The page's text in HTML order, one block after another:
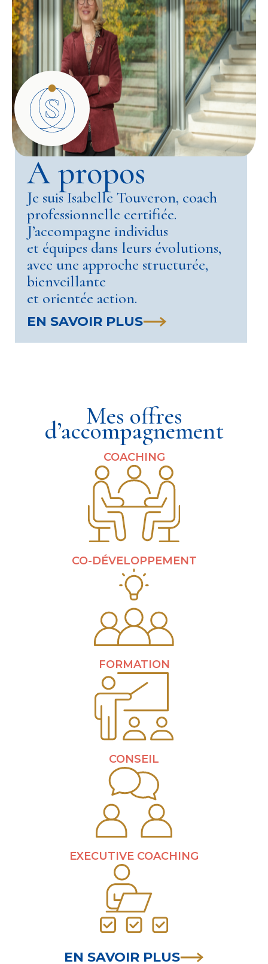
A propos
Je suis Isabelle Touveron, coach
professionnelle certifiée.
J’accompagne individus
et équipes dans leurs évolutions,
avec une approche structurée,
bienveillante
et orientée action.
EN SAVOIR PLUS
Mes offres
d’accompagnement
COACHING
CO-DÉVELOPPEMENT
FORMATION
CONSEIL
EXECUTIVE COACHING
EN SAVOIR PLUS